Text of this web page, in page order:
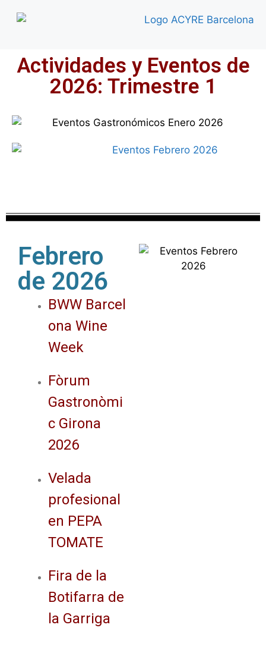
Actividades y Eventos de
2026: Trimestre 1
Febrero
de 2026
BWW Barcel
ona Wine
Week
Fòrum
Gastronòmi
c Girona
2026
Velada
profesional
en PEPA
TOMATE
Fira de la
Botifarra de
la Garriga